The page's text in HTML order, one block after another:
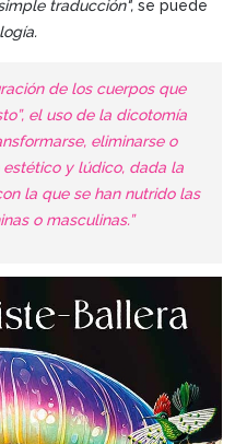
traducción", se puede
de los cuerpos que
el uso de la dicotomía
eliminarse o
y lúdico, dada la
la que se han nutrido las
o masculinas.”